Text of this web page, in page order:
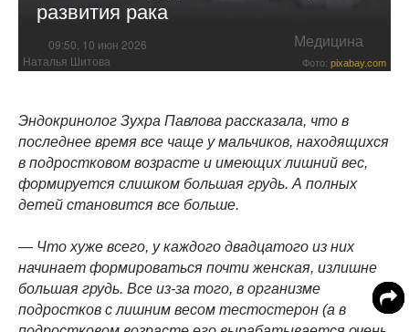
развития рака
09:50, 10 июн 2026 Медицина
Наталья Шитова Фото: pixabay.com
Эндокринолог Зухра Павлова рассказала, что в
последнее время все чаще у мальчиков, находящихся
в подростковом возрасте и имеющих лишний вес,
формируется слишком большая грудь. А полных
детей становится все больше.
— Что хуже всего, у каждого двадцатого из них
начинает формироваться почти женская, излишне
большая грудь. Все из-за того, в организме
подростков с лишним весом тестостерон (а в